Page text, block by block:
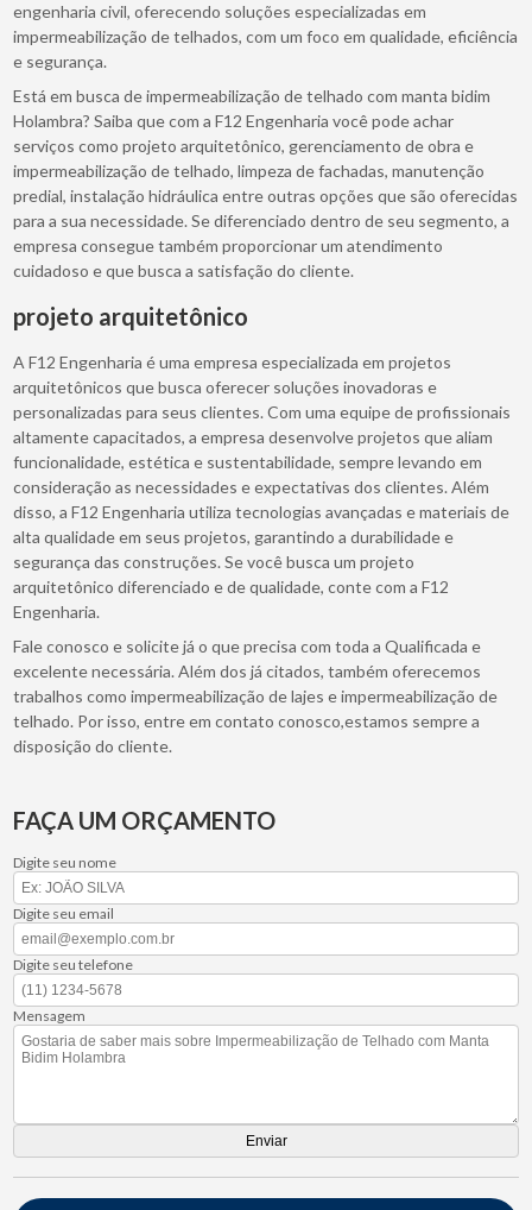
engenharia civil, oferecendo soluções especializadas em
impermeabilização de telhados, com um foco em qualidade, eficiência
e segurança.
Está em busca de impermeabilização de telhado com manta bidim
Holambra? Saiba que com a F12 Engenharia você pode achar
serviços como projeto arquitetônico, gerenciamento de obra e
impermeabilização de telhado, limpeza de fachadas, manutenção
predial, instalação hidráulica entre outras opções que são oferecidas
para a sua necessidade. Se diferenciado dentro de seu segmento, a
empresa consegue também proporcionar um atendimento
cuidadoso e que busca a satisfação do cliente.
projeto arquitetônico
A F12 Engenharia é uma empresa especializada em projetos
arquitetônicos que busca oferecer soluções inovadoras e
personalizadas para seus clientes. Com uma equipe de profissionais
altamente capacitados, a empresa desenvolve projetos que aliam
funcionalidade, estética e sustentabilidade, sempre levando em
consideração as necessidades e expectativas dos clientes. Além
disso, a F12 Engenharia utiliza tecnologias avançadas e materiais de
alta qualidade em seus projetos, garantindo a durabilidade e
segurança das construções. Se você busca um projeto
arquitetônico diferenciado e de qualidade, conte com a F12
Engenharia.
Fale conosco e solicite já o que precisa com toda a Qualificada e
excelente necessária. Além dos já citados, também oferecemos
trabalhos como impermeabilização de lajes e impermeabilização de
telhado. Por isso, entre em contato conosco,estamos sempre a
disposição do cliente.
FAÇA UM ORÇAMENTO
Digite seu nome
Digite seu email
Digite seu telefone
Mensagem